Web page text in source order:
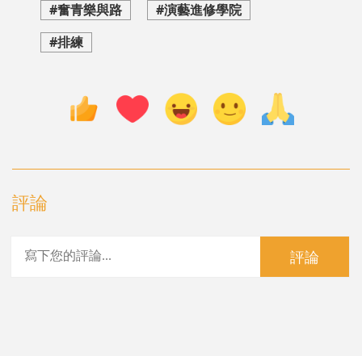
#奮青樂與路
#演藝進修學院
#排練
評論
評論